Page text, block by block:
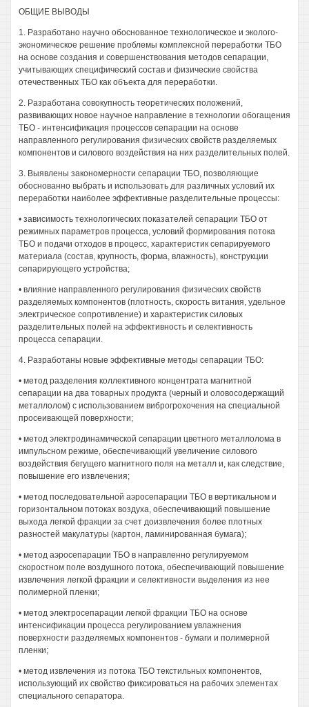
ОБЩИЕ ВЫВОДЫ
1. Разработано научно обоснованное технологическое и эколого-
экономическое решение проблемы комплексной переработки ТБО
на основе создания и совершенствования методов сепарации,
учитывающих специфический состав и физические свойства
отечественных ТБО как объекта для переработки.
2. Разработана совокупность теоретических положений,
развивающих новое научное направление в технологии обогащения
ТБО - интенсификация процессов сепарации на основе
направленного регулирования физических свойств разделяемых
компонентов и силового воздействия на них разделительных полей.
3. Выявлены закономерности сепарации ТБО, позволяющие
обоснованно выбрать и использовать для различных условий их
переработки наиболее эффективные разделительные процессы:
• зависимость технологических показателей сепарации ТБО от
режимных параметров процесса, условий формирования потока
ТБО и подачи отходов в процесс, характеристик сепарируемого
материала (состав, крупность, форма, влажность), конструкции
сепарирующего устройства;
• влияние направленного регулирования физических свойств
разделяемых компонентов (плотность, скорость витания, удельное
электрическое сопротивление) и характеристик силовых
разделительных полей на эффективность и селективность
процесса сепарации.
4. Разработаны новые эффективные методы сепарации ТБО:
• метод разделения коллективного концентрата магнитной
сепарации на два товарных продукта (черный и оловосодержащий
металлолом) с использованием виброгрохочения на специальной
просеивающей поверхности;
• метод электродинамической сепарации цветного металлолома в
импульсном режиме, обеспечивающий увеличение силового
воздействия бегущего магнитного поля на металл и, как следствие,
повышение его извлечения;
• метод последовательной аэросепарации ТБО в вертикальном и
горизонтальном потоках воздуха, обеспечивающий повышение
выхода легкой фракции за счет доизвлечения более плотных
разностей макулатуры (картон, ламинированная бумага);
• метод аэросепарации ТБО в направленно регулируемом
скоростном поле воздушного потока, обеспечивающий повышение
извлечения легкой фракции и селективности выделения из нее
полимерной пленки;
• метод электросепарации легкой фракции ТБО на основе
интенсификации процесса регулированием увлажнения
поверхности разделяемых компонентов - бумаги и полимерной
пленки;
• метод извлечения из потока ТБО текстильных компонентов,
использующий их свойство фиксироваться на рабочих элементах
специального сепаратора.